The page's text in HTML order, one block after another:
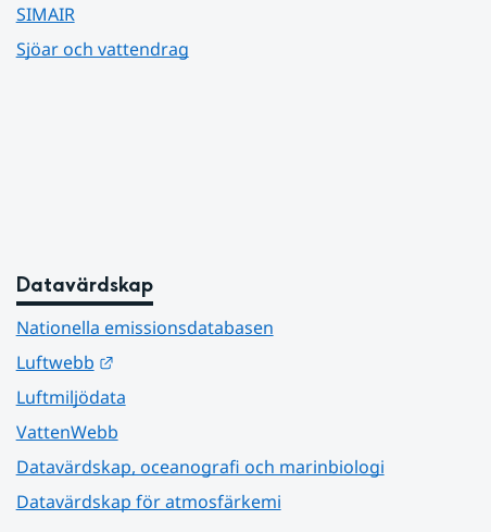
SIMAIR
Sjöar och vattendrag
Datavärdskap
Nationella emissionsdatabasen
Luftwebb
Länk till annan webbplats.
Luftmiljödata
VattenWebb
Datavärdskap, oceanografi och marinbiologi
Datavärdskap för atmosfärkemi